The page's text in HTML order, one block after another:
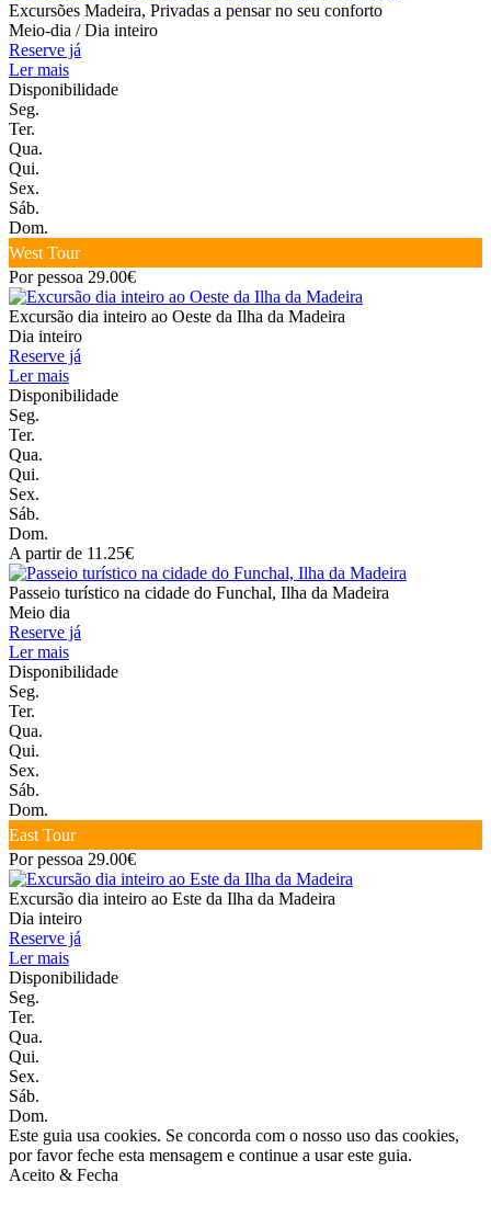
Excursões Madeira, Privadas a pensar no seu conforto
Meio-dia / Dia inteiro
Reserve já
Ler mais
Disponibilidade
Seg.
Ter.
Qua.
Qui.
Sex.
Sáb.
Dom.
West Tour
Por pessoa 29.00€
Excursão dia inteiro ao Oeste da Ilha da Madeira
Dia inteiro
Reserve já
Ler mais
Disponibilidade
Seg.
Ter.
Qua.
Qui.
Sex.
Sáb.
Dom.
A partir de 11.25€
Passeio turístico na cidade do Funchal, Ilha da Madeira
Meio dia
Reserve já
Ler mais
Disponibilidade
Seg.
Ter.
Qua.
Qui.
Sex.
Sáb.
Dom.
East Tour
Por pessoa 29.00€
Excursão dia inteiro ao Este da Ilha da Madeira
Dia inteiro
Reserve já
Ler mais
Disponibilidade
Seg.
Ter.
Qua.
Qui.
Sex.
Sáb.
Dom.
Este guia usa cookies. Se concorda com o nosso uso das cookies,
por favor feche esta mensagem e continue a usar este guia.
Aceito & Fecha